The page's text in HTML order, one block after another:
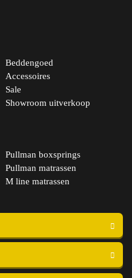
Beddengoed
Accessoires
Sale
Showroom uitverkoop
Pullman boxsprings
Pullman matrassen
M line matrassen